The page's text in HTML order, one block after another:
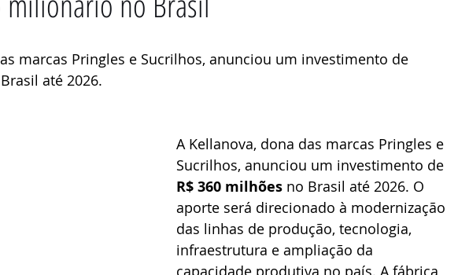
de Justiça indenização fraude Segurança Falência
marcas Pringles e Sucrilhos, anunciou um investimento de
até 2026.
A Kellanova, dona das marcas Pringles e
Sucrilhos, anunciou um investimento de
R$ 360 milhões no Brasil até 2026. O
aporte será direcionado à modernização
das linhas de produção, tecnologia,
infraestrutura e ampliação da
capacidade produtiva no país. A fábrica